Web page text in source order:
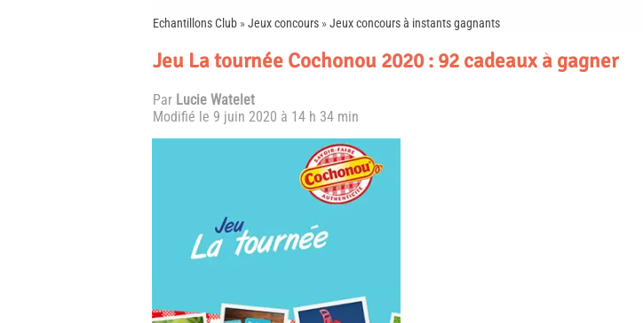
Echantillons Club »Jeux concours »Jeux concours à instants gagnants
Jeu La tournée Cochonou 2020 : 92 cadeaux à gagner
Par Lucie Watelet
Modifié le 9 juin 2020 à 14 h 34 min